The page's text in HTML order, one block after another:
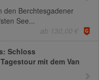
den Berchtesgadener
See...
ab 130,00 €
Schloss
mit dem Van